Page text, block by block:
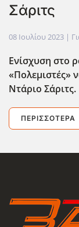
Σάριτς
08 Ιουλίου 2023 |
Ενίσχυση στο
«Πολεμιστές»
Ντάριο Σάριτς.
ΠΕΡΙΣΣΌΤΕΡΑ